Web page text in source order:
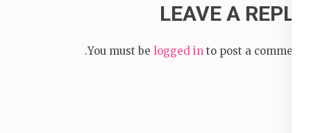
LEAVE A REPLY
You must be logged in to post a comment.